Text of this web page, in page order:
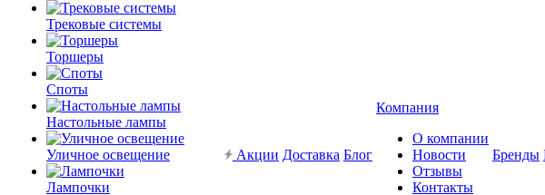
Трековые системы
Торшеры
Споты
Настольные лампы
Уличное освещение
Лампочки
Акции Доставка Блог
Компания
О компании
Новости
Отзывы
Контакты
Бренды